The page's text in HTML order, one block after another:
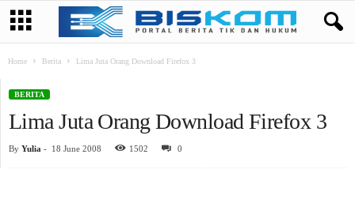
Home Berita Lima Juta Orang Download Firefox 3
BERITA
Lima Juta Orang Download Firefox 3
By Yulia - 18 June 2008 1502 0